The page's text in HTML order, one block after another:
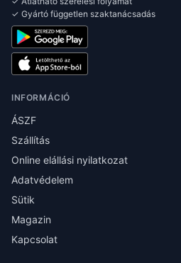
✓ Gyártó független szaktanácsadás
INFORMÁCIÓ
ÁSZF
Szállítás
Online elállási nyilatkozat
Adatvédelem
Sütik
Magazin
Kapcsolat